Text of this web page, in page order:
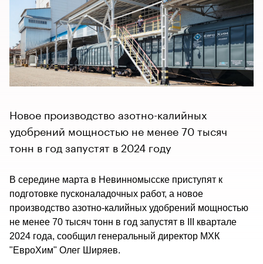
Новое производство азотно-калийных
удобрений мощностью не менее 70 тысяч
тонн в год запустят в 2024 году
В середине марта в Невинномысске приступят к
подготовке пусконаладочных работ, а новое
производство азотно-калийных удобрений мощностью
не менее 70 тысяч тонн в год запустят в III квартале
2024 года, сообщил генеральный директор МХК
"ЕвроХим" Олег Ширяев.